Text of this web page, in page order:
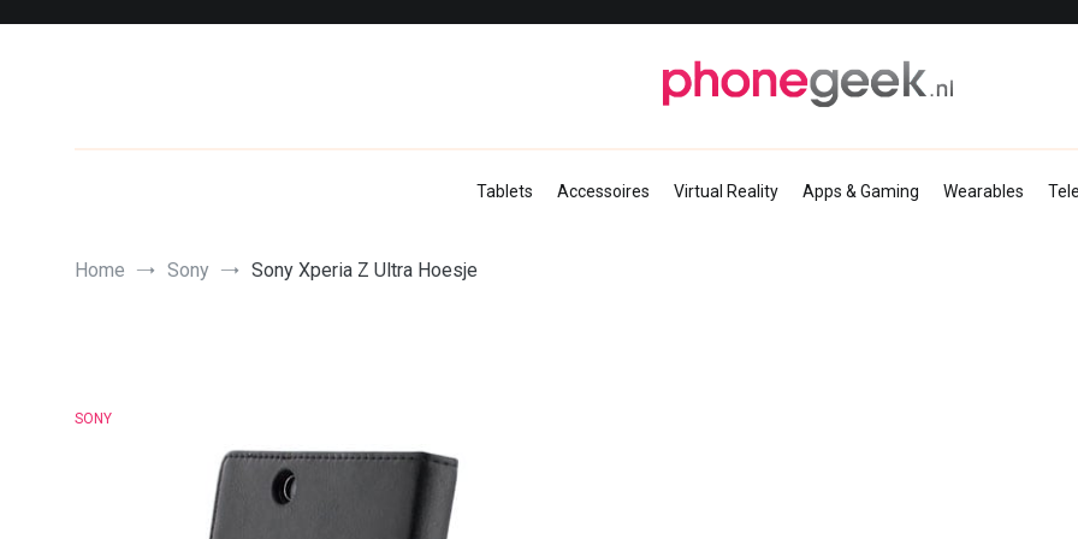
Tablets Accessoires Virtual Reality Apps & Gaming Wearables
Home Sony Sony Xperia Z Ultra Hoesje
SONY